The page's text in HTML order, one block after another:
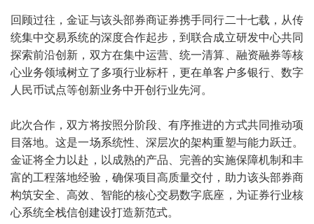
回顾过往，金证与该头部券商证券携手同行二十七载，从传
统集中交易系统的深度合作起步，到联合成立研发中心共同
探索前沿创新，双方在集中运营、统一清算、融资融券等核
心业务领域树立了多项行业标杆，更在单客户多银行、数字
人民币试点等创新业务中开创行业先河。
此次合作，双方将按照分阶段、有序推进的方式共同推动项
目落地。这是一场系统性、深层次的架构重塑与能力跃迁。
金证将全力以赴，以成熟的产品、完善的实施保障机制和丰
富的工程落地经验，确保项目高质量交付，助力该头部券商
构筑安全、高效、智能的核心交易数字底座，为证券行业核
心系统全栈信创建设打造新范式。